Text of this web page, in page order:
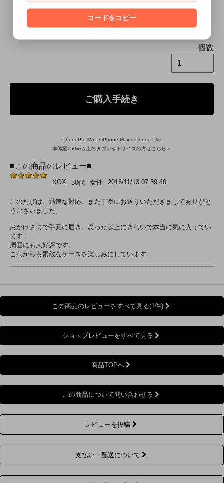
8/1～9/30 SummerSaleMAX￥7,000OFF
¥46,000 →¥41,000
本日ご注文頂くと8月16日(日)～8月17日(月)にお届け致します
個数
ご購入手続き
iPhonePro Max・iPhone Max・iPhone Plus
本体縦150㎜以上のタブレットサイズの方はこちら＞
■この商品のレビュー■
XOX 30代 女性 2016/11/13 07:39:40
このたびは、迅速な対応、また丁寧にお送りいただきましてありがと
うございました。
おかげさまで手元に届き、思った以上にきれいで本当に気に入ってい
ます！
周囲にも大好評です。
これからも素敵なケースを楽しみにしています。
この商品のレビューをすべて見る(1件)
ショップレビューをすべて見る
商品TOPへ
この商品について問い合わせる
レビューを投稿
支払い・配送について
コードをコピー